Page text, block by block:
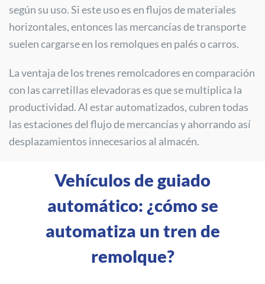
según su uso. Si este uso es en flujos de materiales
horizontales, entonces las mercancías de transporte
suelen cargarse en los remolques en palés o carros.
La ventaja de los trenes remolcadores en comparación
con las carretillas elevadoras es que se multiplica la
productividad. Al estar automatizados, cubren todas
las estaciones del flujo de mercancías y ahorrando así
desplazamientos innecesarios al almacén.
Vehículos de guiado
automático: ¿cómo se
automatiza un tren de
remolque?